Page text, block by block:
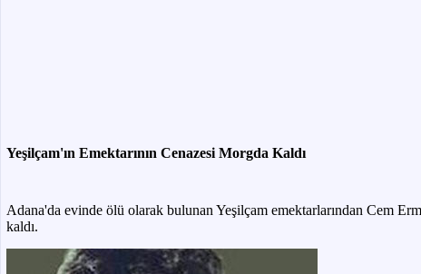
Yeşilçam'ın Emektarının Cenazesi Morgda Kaldı
Adana'da evinde ölü olarak bulunan Yeşilçam emektarlarından Cem
kaldı.